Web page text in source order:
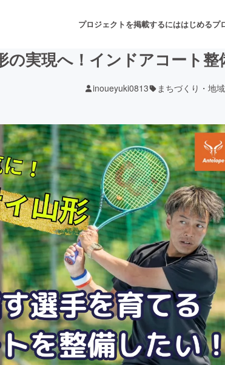
プロジェクトを掲載するにははじめるプ
音楽
ゲーム・サービス開発
書籍・雑誌出版
チャレンジ
CAMPFIRE for Social Good
CAMPFIREふるさと納税machi-ya
実現へ！インドアコート整
inoueyuki0813 まちづくり・地